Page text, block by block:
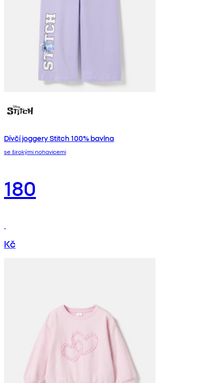
Dívčí joggery Stitch 100% bavlna
se širokými nohavicemi
180
Kč